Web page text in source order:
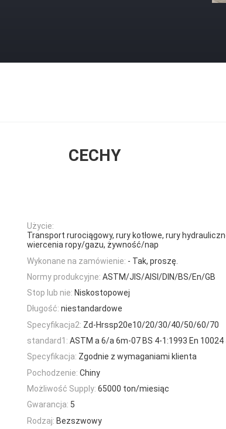
CECHY
Użycie:
Transport rurociągowy, rury kotłowe, rury
wiercenia ropy/gazu, żywność/nap
Wykonane na zamówienie: - Tak, proszę.
Normy produkcyjne: ASTM/JIS/AISI/DIN/BS/En/GB
Stop lub nie: Niskostopowej
Długość: niestandardowe
Specyfikacja2: Zd-Hrssp20e10/20/30/40/50/60/70
standard1: ASTM a 6/a 6m-07 BS 4-1:1993 En 10024
Specyfikacja: Zgodnie z wymaganiami klienta
Pochodzenie: Chiny
Możliwość Supply: 65000 ton/miesiąc
Gwarancja: 5
Rodzaj: Bezszwowy